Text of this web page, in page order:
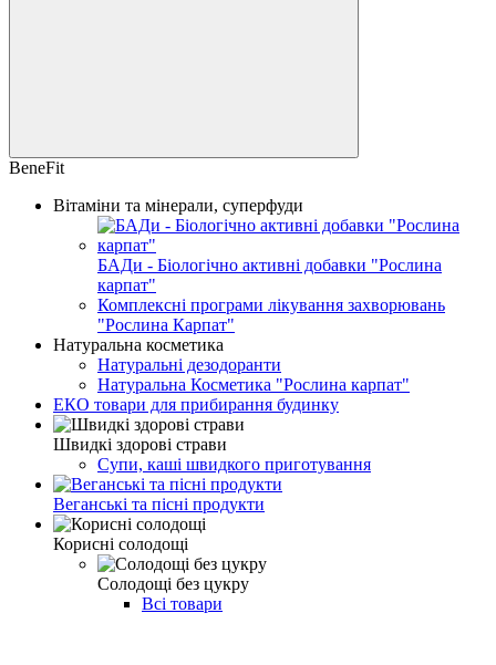
BeneFit
Вітаміни та мінерали, суперфуди
БАДи - Біологічно активні добавки "Рослина
карпат"
Комплексні програми лікування захворювань
"Рослина Карпат"
Натуральна косметика
Натуральні дезодоранти
Натуральна Косметика "Рослина карпат"
ЕКО товари для прибирання будинку
Швидкі здорові страви
Супи, каші швидкого приготування
Веганські та пісні продукти
Корисні солодощі
Солодощі без цукру
Всі товари